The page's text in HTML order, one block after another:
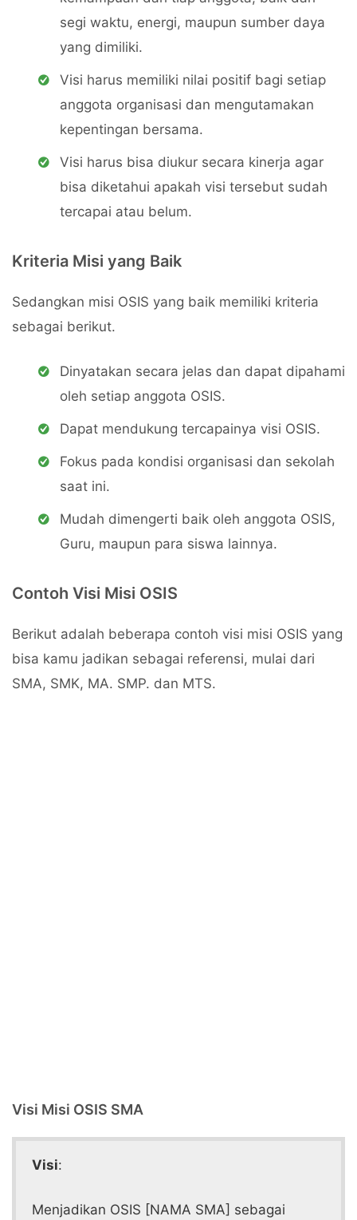
segi waktu, energi, maupun sumber daya
yang dimiliki.
Visi harus memiliki nilai positif bagi setiap
anggota organisasi dan mengutamakan
kepentingan bersama.
Visi harus bisa diukur secara kinerja agar
bisa diketahui apakah visi tersebut sudah
tercapai atau belum.
Kriteria Misi yang Baik
Sedangkan misi OSIS yang baik memiliki kriteria
sebagai berikut.
Dinyatakan secara jelas dan dapat dipahami
oleh setiap anggota OSIS.
Dapat mendukung tercapainya visi OSIS.
Fokus pada kondisi organisasi dan sekolah
saat ini.
Mudah dimengerti baik oleh anggota OSIS,
Guru, maupun para siswa lainnya.
Contoh Visi Misi OSIS
Berikut adalah beberapa contoh visi misi OSIS yang
bisa kamu jadikan sebagai referensi, mulai dari
SMA, SMK, MA. SMP. dan MTS.
Visi Misi OSIS SMA
Visi:
Menjadikan OSIS [NAMA SMA] sebagai